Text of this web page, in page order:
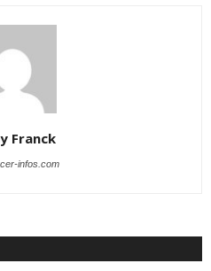
Franck
infos.com